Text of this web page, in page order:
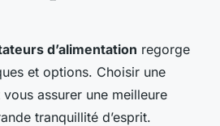
d’alimentation regorge
et options. Choisir une
assurer une meilleure
tranquillité d’esprit.